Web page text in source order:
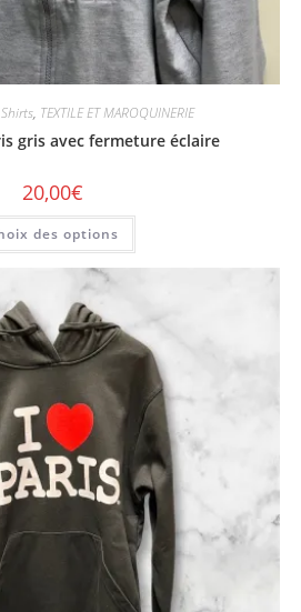
, TEXTILE ET MAROQUINERIE
gris avec fermeture éclaire
20,00€
des options